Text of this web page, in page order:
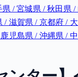
/ 宮城県 / 秋田県
滋賀県 / 京都府 /
児島県 / 沖縄県 /